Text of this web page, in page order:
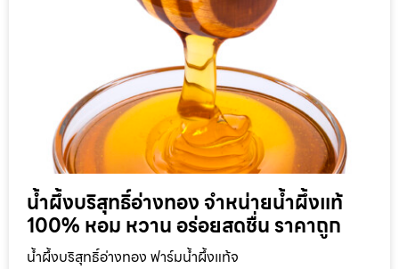
น้ำผึ้งบริสุทธิ์อ่างทอง จำหน่ายน้ำผึ้งแท้
100% หอม หวาน อร่อยสดชื่น ราคาถูก
น้ำผึ้งบริสุทธิ์อ่างทอง ฟาร์มน้ำผึ้งแท้จ